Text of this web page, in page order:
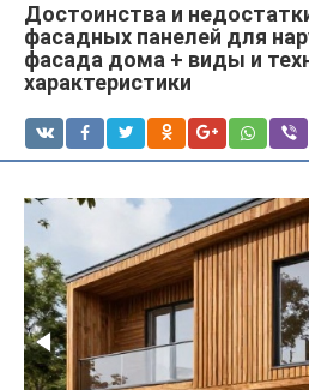
Достоинства и
фасадных панелей для
фасада дома + виды и
характеристики